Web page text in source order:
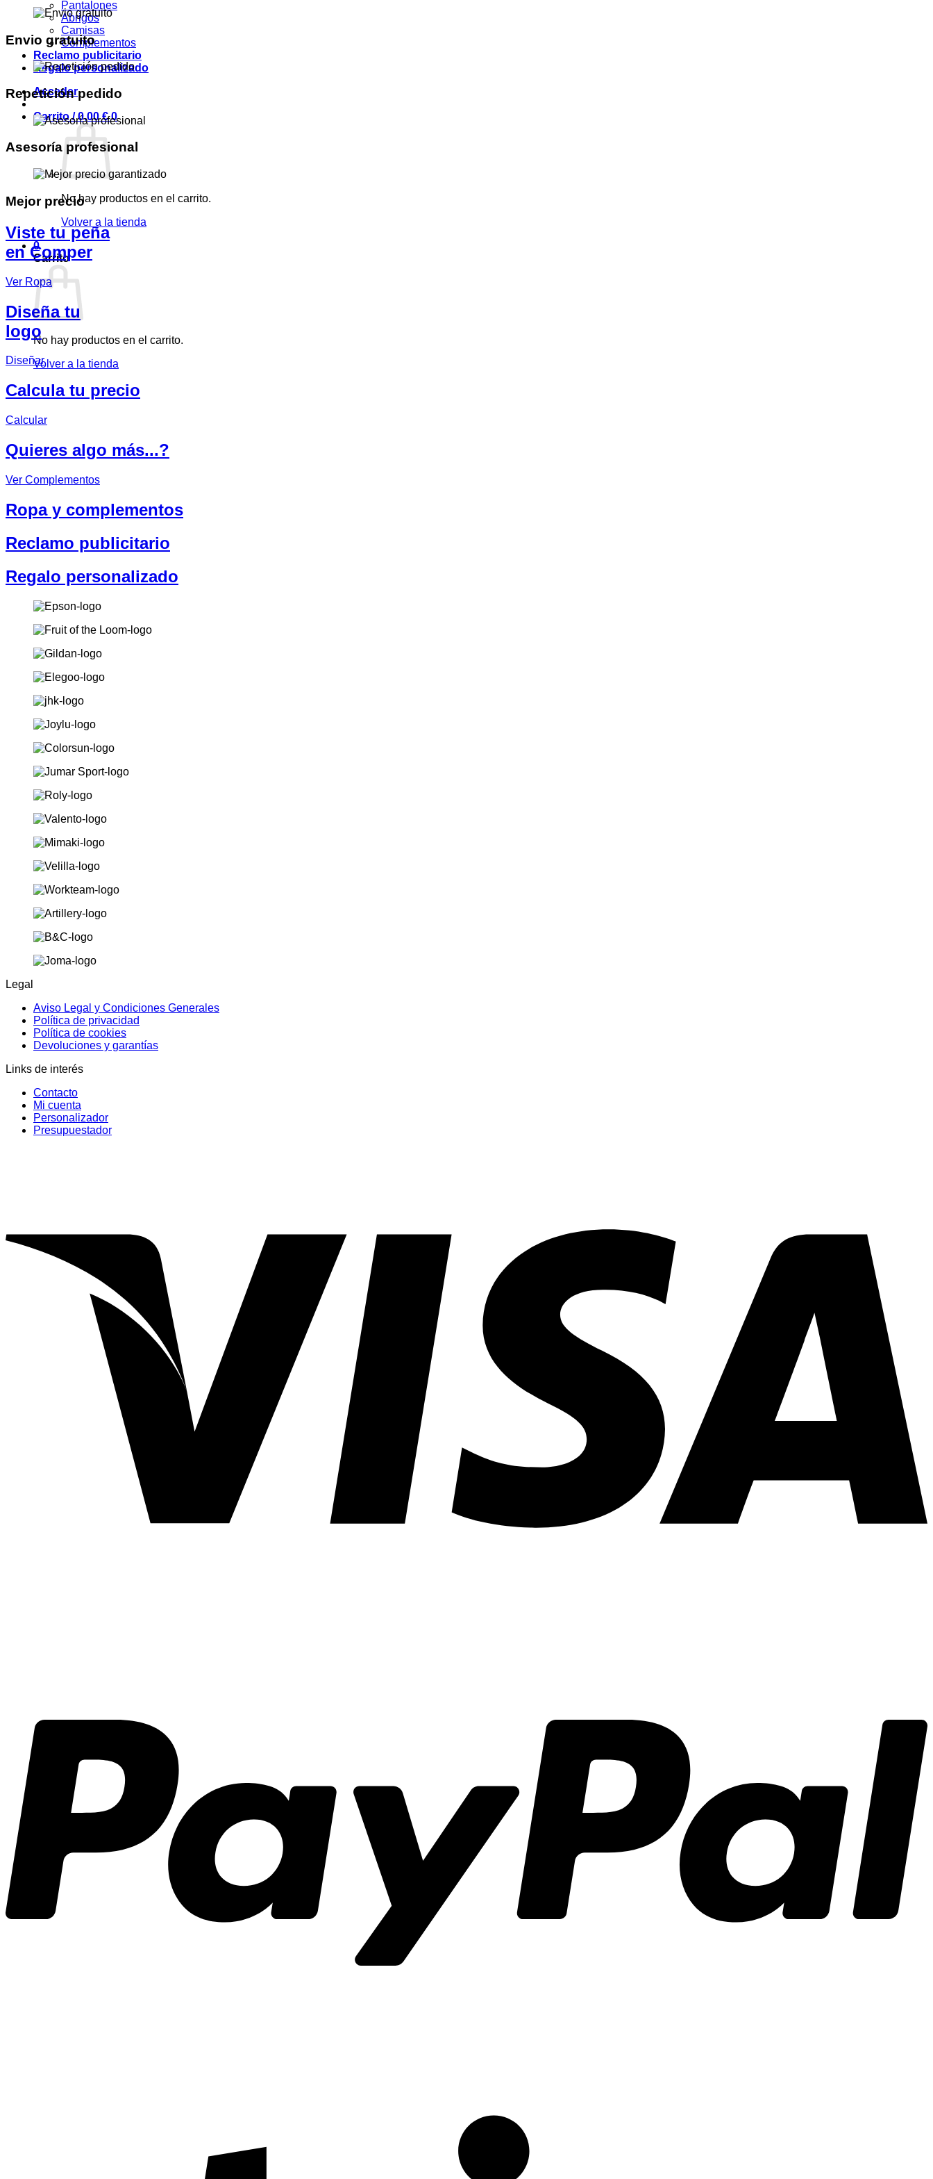
Pantalones
Abrigos
Camisas
Complementos
Reclamo publicitario
Regalo personalizado
Acceder
Carrito /0,00€ 0
No hay productos en el carrito.
Volver a la tienda
0
Carrito
No hay productos en el carrito.
Volver a la tienda
Envio gratuito
Repetición pedido
Asesoría profesional
Mejor precio
Viste tu peña
en Comper
Ver Ropa
Diseña tu
logo
Diseñar
Calcula tu precio
Calcular
Quieres algo más...?
Ver Complementos
Ropa y complementos
Reclamo publicitario
Regalo personalizado
Legal
Aviso Legal y Condiciones Generales
Política de privacidad
Política de cookies
Devoluciones y garantías
Links de interés
Contacto
Mi cuenta
Personalizador
Presupuestador